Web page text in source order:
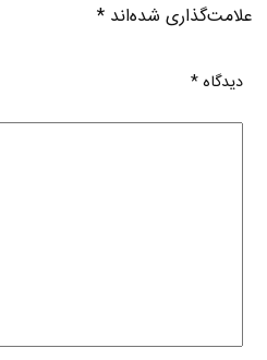
علامت‌گذاری شده‌اند*
دیدگاه*